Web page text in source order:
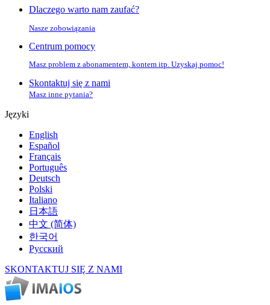
Dlaczego warto nam zaufać?
Nasze zobowiązania
Centrum pomocy
Masz problem z abonamentem, kontem itp. Uzyskaj pomoc!
Skontaktuj się z nami
Masz inne pytania?
Języki
English
Español
Français
Português
Deutsch
Polski
Italiano
日本語
中文 (简体)
한국어
Русский
SKONTAKTUJ SIĘ Z NAMI